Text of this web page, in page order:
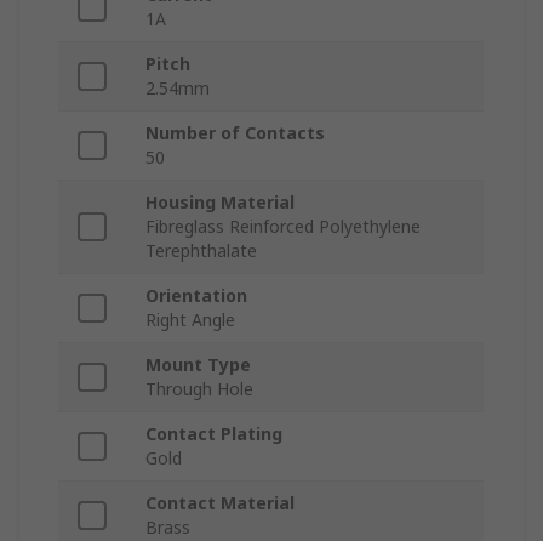
1A
Pitch
2.54mm
Number of Contacts
50
Housing Material
Fibreglass Reinforced Polyethylene
Terephthalate
Orientation
Right Angle
Mount Type
Through Hole
Contact Plating
Gold
Contact Material
Brass